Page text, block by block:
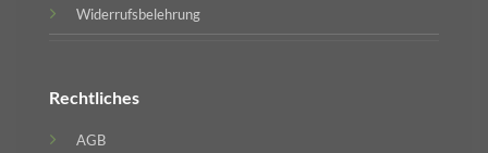
Widerrufsbelehrung
Rechtliches
AGB